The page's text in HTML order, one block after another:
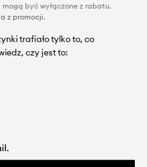
być wyłączone z rabatu.
z promocji.
trafiało tylko to, co
czy jest to: